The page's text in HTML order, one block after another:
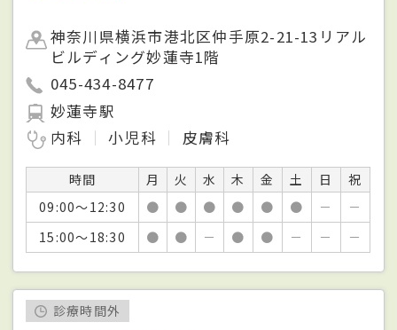
神奈川県横浜市港北区仲手原2-21-13リアル
ビルディング妙蓮寺1階
045-434-8477
妙蓮寺駅
内科
小児科 皮膚科
時間 月 火 水 木 金 土 日
祝
09:00～12:30
● ● ● ● ● ● －
－
15:00～18:30
● ● － ● ● － － －
診療時間外